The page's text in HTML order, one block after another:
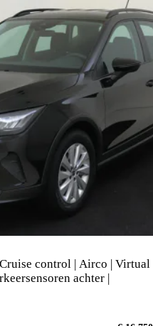
control | Airco | Virtual
achter |